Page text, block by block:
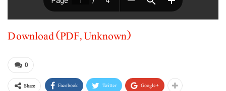
Download (PDF, Unknown)
0
Share Facebook Twitter Google+